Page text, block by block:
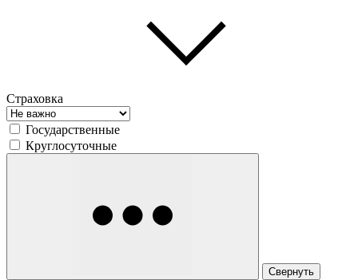
Страховка
Государственные
Круглосуточные
Свернуть